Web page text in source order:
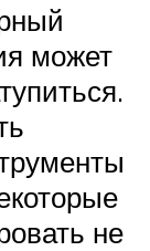
может
не